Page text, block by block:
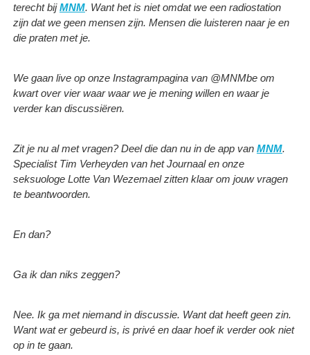
terecht bijMNM. Want het is niet omdat we een radiostation
zijn dat we geen mensen zijn. Mensen die luisteren naar je en
die praten met je.
We gaan live op onze Instagrampagina van @MNMbe om
kwart over vier waar waar we je mening willen en waar je
verder kan discussiëren.
Zit je nu al met vragen? Deel die dan nu in de app van MNM.
Specialist Tim Verheyden van het Journaal en onze
seksuologe Lotte Van Wezemael zitten klaar om jouw vragen
te beantwoorden.
En dan?
Ga ik dan niks zeggen?
Nee. Ik ga met niemand in discussie. Want dat heeft geen zin.
Want wat er gebeurd is, is privé en daar hoef ik verder ook niet
op in te gaan.